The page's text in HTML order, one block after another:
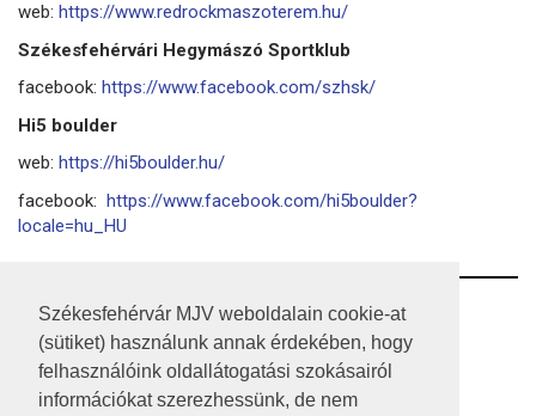
Székesfehérvár MJV weboldalain cookie-at
(sütiket) használunk annak érdekében, hogy
felhasználóink oldallátogatási szokásairól
információkat szerezhessünk, de nem
web: https://www.redrockmaszoterem.hu/
Székesfehérvári Hegymászó Sportklub
facebook: https://www.facebook.com/szhsk/
Hi5 boulder
web: https://hi5boulder.hu/
facebook: https://www.facebook.com/hi5boulder?
locale=hu_HU
RSS
A HONLAP 2017.03.31-I ÁLLAPOTA
JOGI NYILATKOZAT